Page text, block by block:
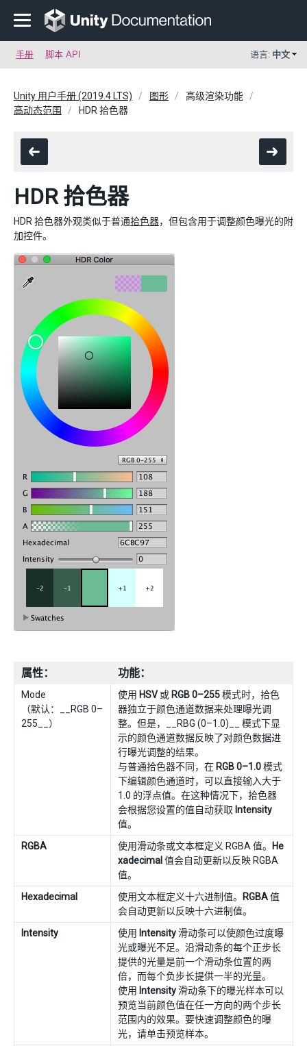
手册 脚本 API 语言: 中文
Unity 用户手册 (2019.4 LTS) 图形
高级渲染功能
高动态范围
HDR 拾色器
HDR 拾色器
HDR 拾色器外观类似于普通拾色器，但包含用于调整颜色曝光的附
加控件。
属性： 功能：
Mode
（默认：__RGB 0–
255__）
使用 HSV 或 RGB 0–255模式时，拾色
器独立于颜色通道数据来处理曝光调
整。但是，__RBG (0–1.0)__ 模式下显
示的颜色通道数据反映了对颜色数据进
行曝光调整的结果。
与普通拾色器不同，在 RGB 0–1.0模式
下编辑颜色通道时，可以直接输入大于
1.0 的浮点值。在这种情况下，拾色器
会根据您设置的值自动获取 Intensity
值。
RGBA
使用滑动条或文本框定义 RGBA 值。
He
xadecimal 值会自动更新以反映 RGBA
值。
Hexadecimal
使用文本框定义十六进制值。 RGBA值
会自动更新以反映十六进制值。
Intensity
使用 Intensity滑动条可以使颜色过度曝
光或曝光不足。沿滑动条的每个正步长
提供的光量是前一个滑动条位置的两
倍，而每个负步长提供一半的光量。
使用 Intensity滑动条下的曝光样本可以
预览当前颜色值在任一方向的两个步长
范围内的效果。要快速调整颜色的曝
光，请单击预览样本。